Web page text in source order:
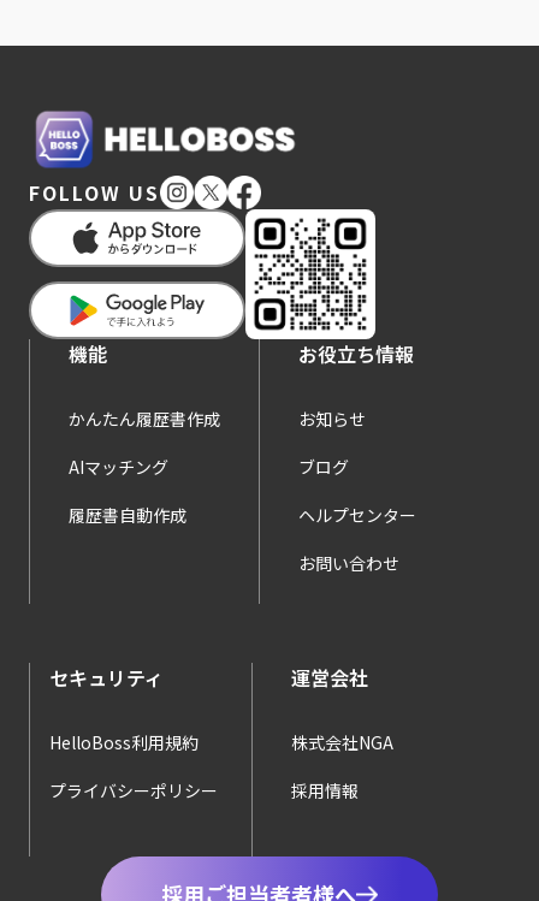
FOLLOW US
機能
かんたん履歴書作成
AIマッチング
履歴書自動作成
お役立ち情報
お知らせ
ブログ
ヘルプセンター
お問い合わせ
セキュリティ
HelloBoss利用規約
プライバシーポリシー
運営会社
株式会社NGA
採用情報
採用ご担当者者様へ